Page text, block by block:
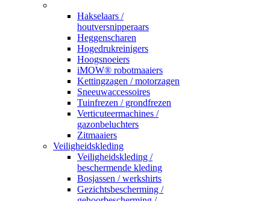
Hakselaars /
houtversnipperaars
Heggenscharen
Hogedrukreinigers
Hoogsnoeiers
iMOW® robotmaaiers
Kettingzagen / motorzagen
Sneeuwaccessoires
Tuinfrezen / grondfrezen
Verticuteermachines /
gazonbeluchters
Zitmaaiers
Veiligheidskleding
Veiligheidskleding /
beschermende kleding
Bosjassen / werkshirts
Gezichtsbescherming /